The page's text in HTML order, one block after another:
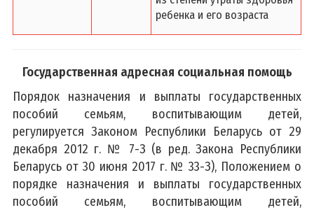
ребенка и его возраста
Государственная адресная социальная помощь
Порядок назначения и выплаты государственных
пособий семьям, воспитывающим детей,
регулируется Законом Республики Беларусь от 29
декабря 2012 г. № 7-З (в ред. Закона Республики
Беларусь от 30 июня 2017 г. № 33-З), Положением о
порядке назначения и выплаты государственных
пособий семьям, воспитывающим детей,